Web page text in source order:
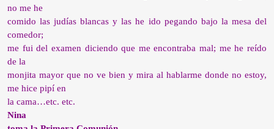
no me he
comido las judías blancas y las he ido pegando bajo la mesa del
comedor;
me fui del examen diciendo que me encontraba mal; me he reído
de la
monjita mayor que no ve bien y mira al hablarme donde no estoy,
me hice pipí en
la cama…etc. etc.
Nina